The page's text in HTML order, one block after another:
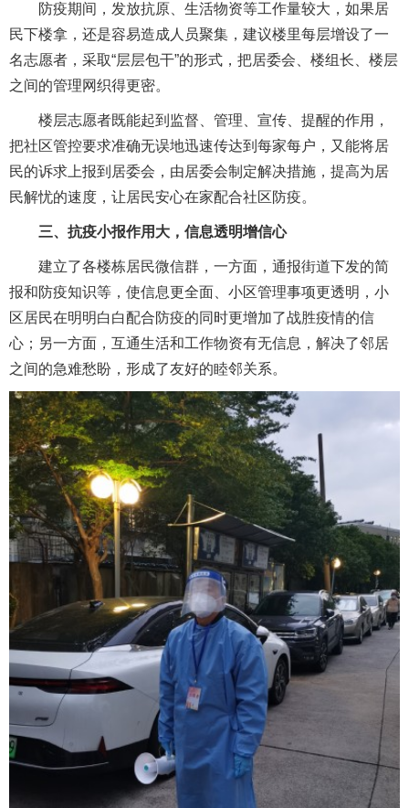
防疫期间，发放抗原、生活物资等工作量较大，如果居
民下楼拿，还是容易造成人员聚集，建议楼里每层增设了一
名志愿者，采取“层层包干”的形式，把居委会、楼组长、楼层
之间的管理网织得更密。
楼层志愿者既能起到监督、管理、宣传、提醒的作用，
把社区管控要求准确无误地迅速传达到每家每户，又能将居
民的诉求上报到居委会，由居委会制定解决措施，提高为居
民解忧的速度，让居民安心在家配合社区防疫。
三、抗疫小报作用大，信息透明增信心
建立了各楼栋居民微信群，一方面，通报街道下发的简
报和防疫知识等，使信息更全面、小区管理事项更透明，小
区居民在明明白白配合防疫的同时更增加了战胜疫情的信
心；另一方面，互通生活和工作物资有无信息，解决了邻居
之间的急难愁盼，形成了友好的睦邻关系。